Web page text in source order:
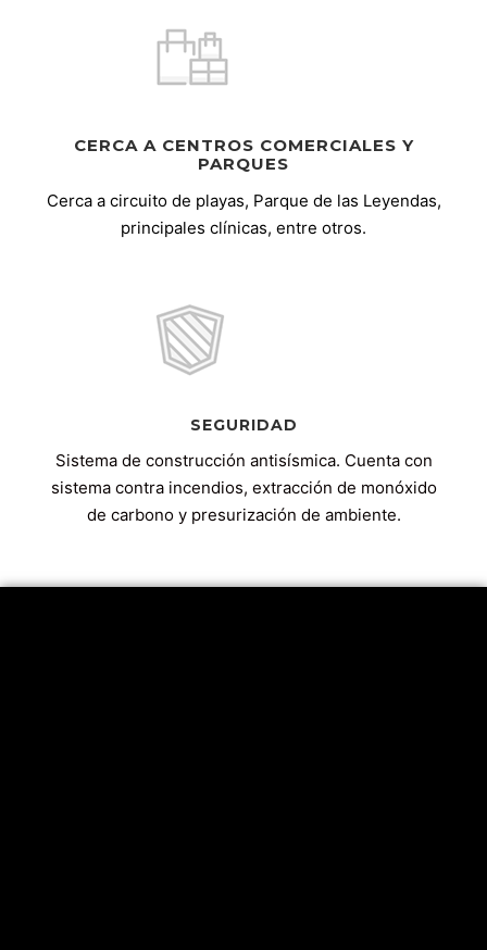
CERCA A CENTROS COMERCIALES Y
PARQUES
Cerca a circuito de playas, Parque de las Leyendas,
principales clínicas, entre otros.
SEGURIDAD
Sistema de construcción antisísmica. Cuenta con
sistema contra incendios, extracción de monóxido
de carbono y presurización de ambiente.